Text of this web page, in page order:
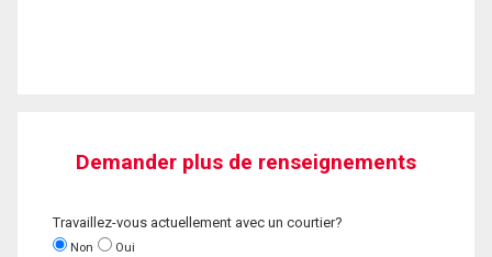
Demander plus de renseignements
Travaillez-vous actuellement avec un courtier?
Non Oui